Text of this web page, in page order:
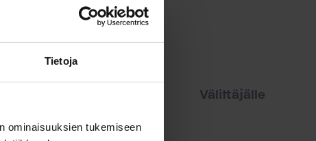
Tietoja
ominaisuuksien tukemiseen
Välittäjälle